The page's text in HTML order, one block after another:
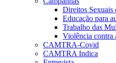
Direitos Sexuais
Educação para
Trabalho das
Violência contra
CAMTRA-Covid
CAMTRA Indica